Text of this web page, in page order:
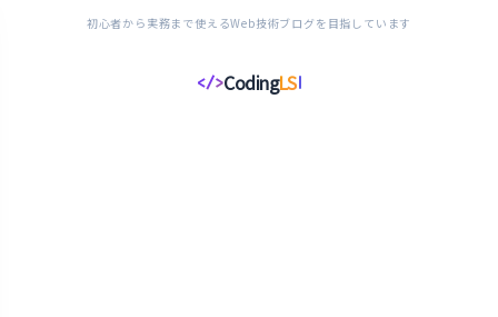
初心者から実務まで使えるWeb技術ブログを目指しています
</>CodingLS
コ